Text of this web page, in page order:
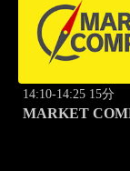
14:10-14:25 15分
MARKET